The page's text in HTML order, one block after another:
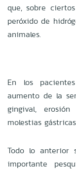
que, sobre
peróxido de
animales.
En los
aumento de la
gingival,
molestias
Todo lo anterior
importante